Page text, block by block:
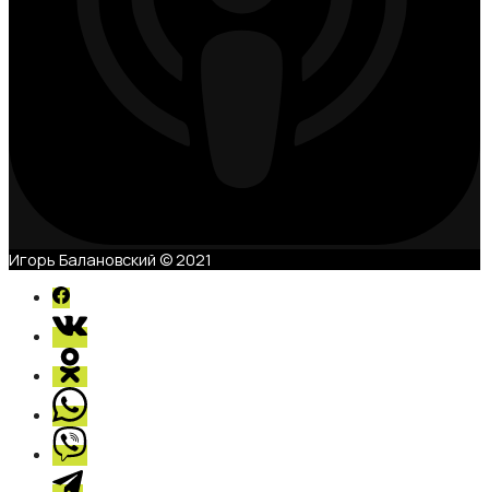
Игорь Балановский © 2021